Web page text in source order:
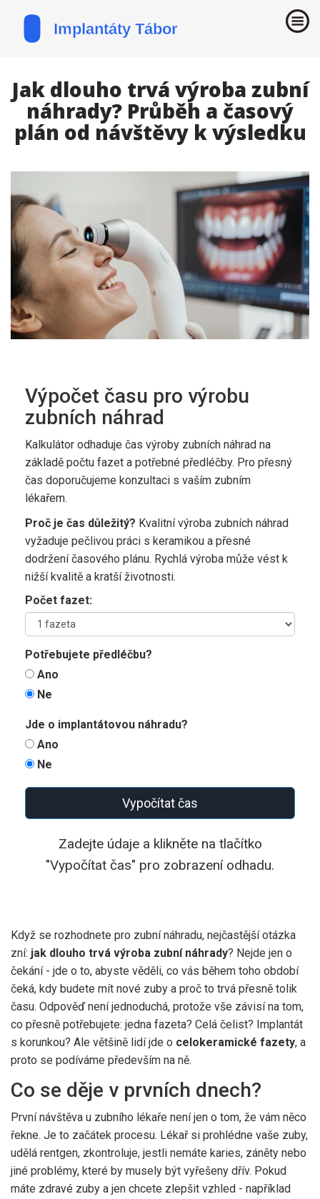
Jak dlouho trvá výroba zubní
náhrady? Průběh a časový
plán od návštěvy k výsledku
Výpočet času pro výrobu
zubních náhrad
Kalkulátor odhaduje čas výroby zubních náhrad na
základě počtu fazet a potřebné předléčby. Pro přesný
čas doporučujeme konzultaci s vaším zubním
lékařem.
Proč je čas důležitý? Kvalitní výroba zubních náhrad
vyžaduje pečlivou práci s keramikou a přesné
dodržení časového plánu. Rychlá výroba může vést k
nižší kvalitě a kratší životnosti.
Počet fazet:
Potřebujete předléčbu?
Ano
Ne
Jde o implantátovou náhradu?
Ano
Ne
Vypočítat čas
Zadejte údaje a klikněte na tlačítko
"Vypočítat čas" pro zobrazení odhadu.
Když se rozhodnete pro zubní náhradu, nejčastější otázka
zní: jak dlouho trvá výroba zubní náhrady? Nejde jen o
čekání - jde o to, abyste věděli, co vás během toho období
čeká, kdy budete mít nové zuby a proč to trvá přesně tolik
času. Odpověď není jednoduchá, protože vše závisí na tom,
co přesně potřebujete: jedna fazeta? Celá čelist? Implantát
s korunkou? Ale většině lidí jde o celokeramické fazety, a
proto se podíváme především na ně.
Co se děje v prvních dnech?
První návštěva u zubního lékaře není jen o tom, že vám něco
řekne. Je to začátek procesu. Lékař si prohlédne vaše zuby,
udělá rentgen, zkontroluje, jestli nemáte karies, záněty nebo
jiné problémy, které by musely být vyřešeny dřív. Pokud
máte zdravé zuby a jen chcete zlepšit vzhled - například